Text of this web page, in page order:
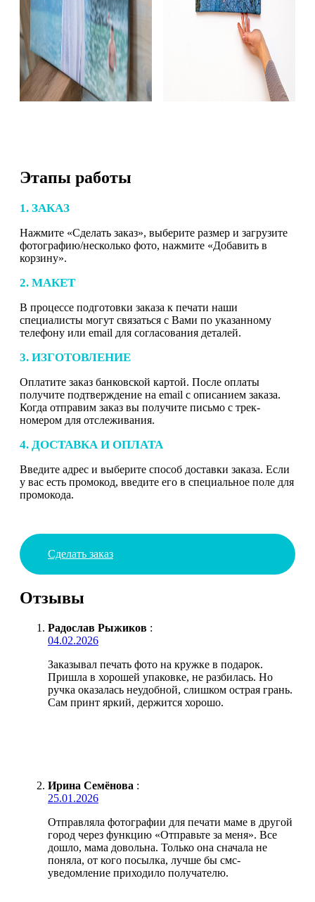
Этапы работы
1. ЗАКАЗ
Нажмите «Сделать заказ», выберите размер и загрузите
фотографию/несколько фото, нажмите «Добавить в
корзину».
2. МАКЕТ
В процессе подготовки заказа к печати наши
специалисты могут связаться с Вами по указанному
телефону или email для согласования деталей.
3. ИЗГОТОВЛЕНИЕ
Оплатите заказ банковской картой. После оплаты
получите подтверждение на email с описанием заказа.
Когда отправим заказ вы получите письмо с трек-
номером для отслеживания.
4. ДОСТАВКА И ОПЛАТА
Введите адрес и выберите способ доставки заказа. Если
у вас есть промокод, введите его в специальное поле для
промокода.
Сделать заказ
Отзывы
Радослав Рыжиков :
04.02.2026
Заказывал печать фото на кружке в подарок.
Пришла в хорошей упаковке, не разбилась. Но
ручка оказалась неудобной, слишком острая грань.
Сам принт яркий, держится хорошо.
Ирина Семёнова :
25.01.2026
Отправляла фотографии для печати маме в другой
город через функцию «Отправьте за меня». Все
дошло, мама довольна. Только она сначала не
поняла, от кого посылка, лучше бы смс-
уведомление приходило получателю.